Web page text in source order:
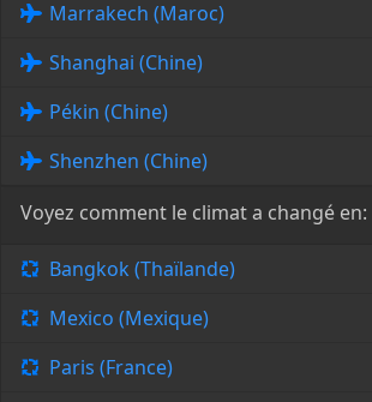
Marrakech (Maroc)
Shanghai (Chine)
Pékin (Chine)
Shenzhen (Chine)
Voyez comment le climat a changé en:
Bangkok (Thaïlande)
Mexico (Mexique)
Paris (France)